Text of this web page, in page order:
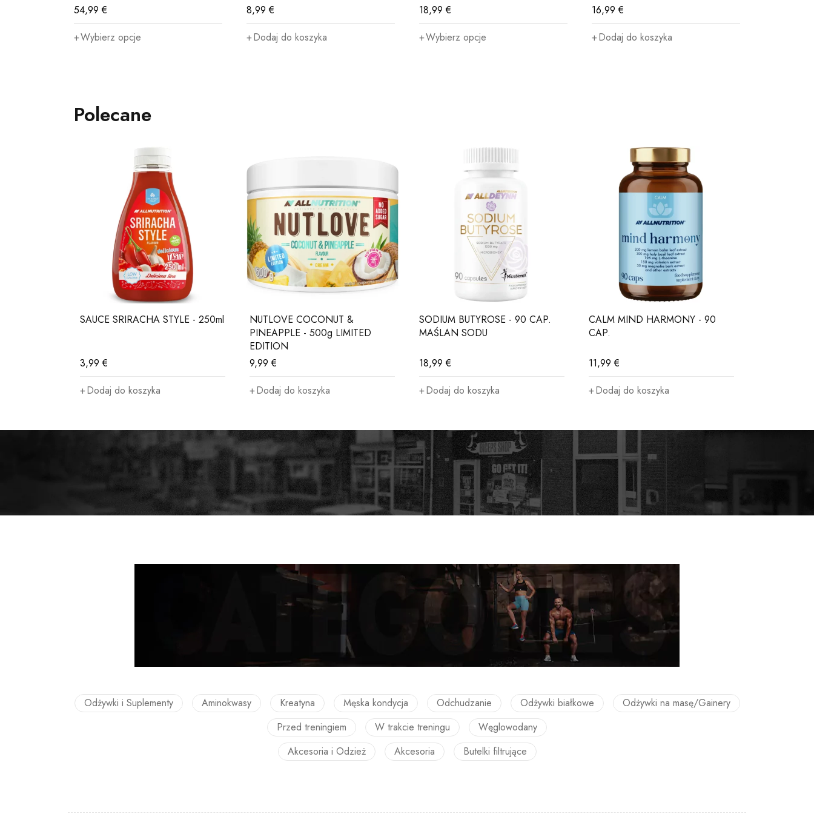
54,99€
Wybierz opcje
8,99€
Dodaj do koszyka
18,99€
Wybierz opcje
16,99€
Dodaj do koszyka
Polecane
SAUCE SRIRACHA STYLE - 250ml
3,99€
Dodaj do koszyka
NUTLOVE COCONUT &
PINEAPPLE - 500g LIMITED
EDITION
9,99€
Dodaj do koszyka
SODIUM BUTYROSE - 90 CAP.
MAŚLAN SODU
18,99€
Dodaj do koszyka
CALM MIND HARMONY - 90
CAP.
11,99€
Dodaj do koszyka
Odżywki i Suplementy Aminokwasy Kreatyna Męska kondycja Odchudzanie Odżywki białkowe
Odżywki na masę/Gainery
Przed treningiem
W trakcie treningu
Węglowodany
Akcesoria i Odzież
Akcesoria Butelki filtrujące